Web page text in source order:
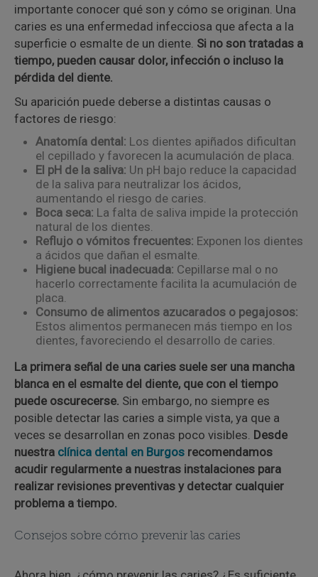
importante conocer qué son y cómo se originan. Una
caries es una enfermedad infecciosa que afecta a la
superficie o esmalte de un diente. Si no son tratadas a
tiempo, pueden causar dolor, infección o incluso la
pérdida del diente.
Su aparición puede deberse a distintas causas o
factores de riesgo:
Anatomía dental: Los dientes apiñados dificultan
el cepillado y favorecen la acumulación de placa.
El pH de la saliva: Un pH bajo reduce la capacidad
de la saliva para neutralizar los ácidos,
aumentando el riesgo de caries.
Boca seca: La falta de saliva impide la protección
natural de los dientes.
Reflujo o vómitos frecuentes: Exponen los dientes
a ácidos que dañan el esmalte.
Higiene bucal inadecuada: Cepillarse mal o no
hacerlo correctamente facilita la acumulación de
placa.
Consumo de alimentos azucarados o pegajosos:
Estos alimentos permanecen más tiempo en los
dientes, favoreciendo el desarrollo de caries.
La primera señal de una caries suele ser una mancha
blanca en el esmalte del diente, que con el tiempo
puede oscurecerse. Sin embargo, no siempre es
posible detectar las caries a simple vista, ya que a
veces se desarrollan en zonas poco visibles. Desde
nuestra clínica dental en Burgos recomendamos
acudir regularmente a nuestras instalaciones para
realizar revisiones preventivas y detectar cualquier
problema a tiempo.
Consejos sobre cómo prevenir las caries